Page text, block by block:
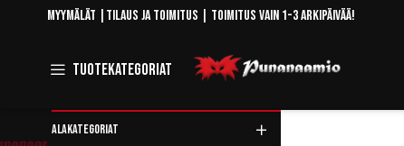
Skip
Myymälät Tilaus ja toimitus | Toimitus vain 1-3 arkipäivää!
Tuotekategoriat Toggle
Navigation
ALAKATEGORIAT